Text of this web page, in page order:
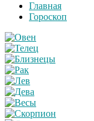
Главная
Гороскоп